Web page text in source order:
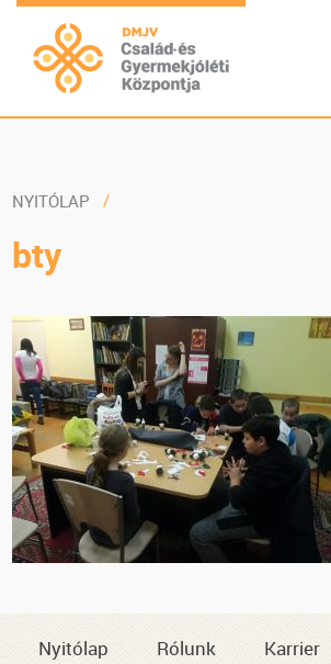
NYITÓLAP
bty
Nyitólap Rólunk Karrier